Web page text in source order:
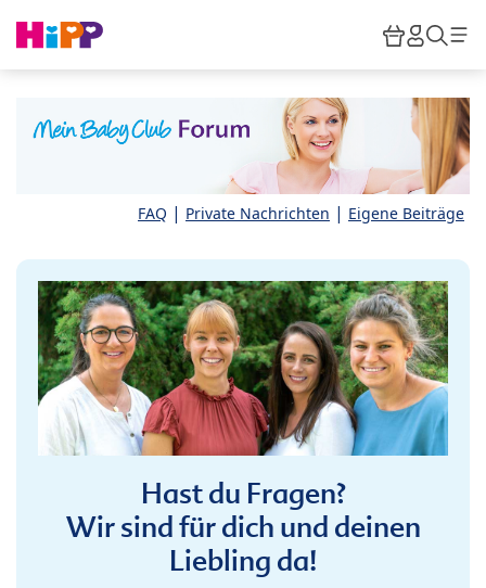
HiPP
FAQ | Private Nachrichten | Eigene Beiträge
Hast du Fragen?
Wir sind für dich und deinen
Liebling da!